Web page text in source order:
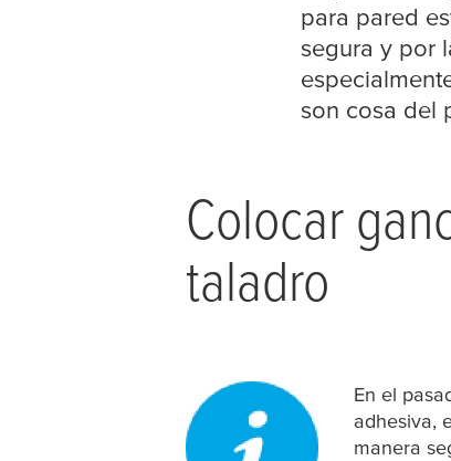
para pared
segura y por
son cosa del
Colocar
taladro
En el
adhesiva,
manera